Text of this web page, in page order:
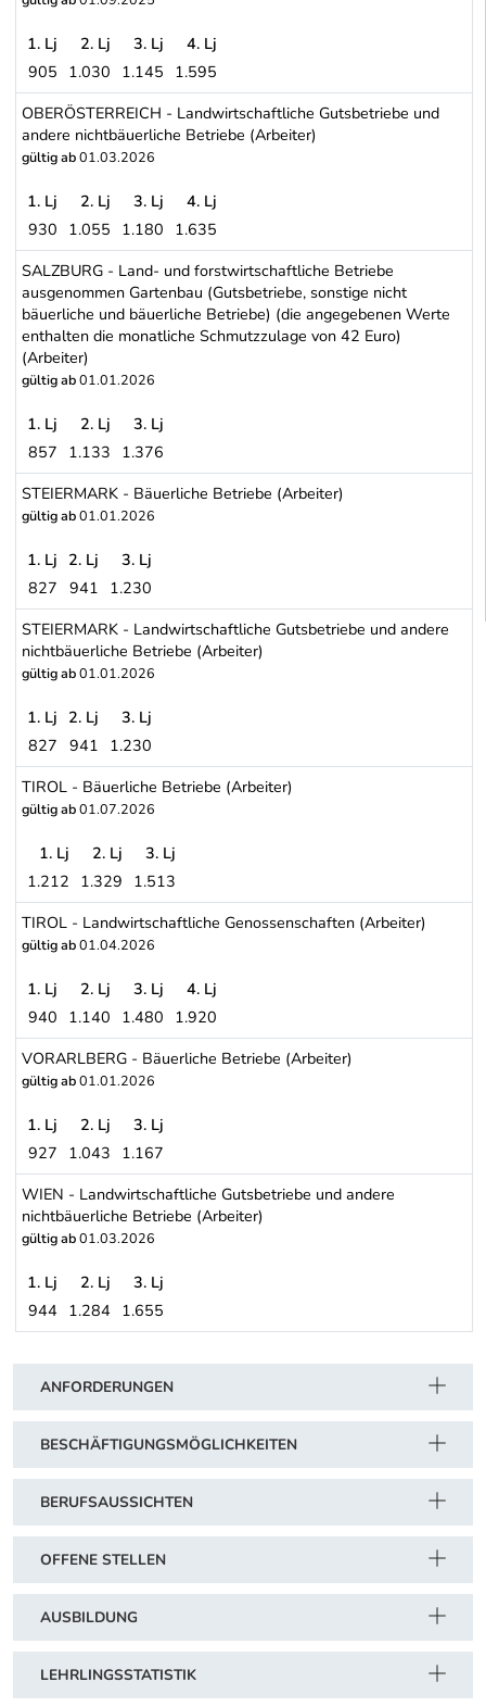
OBERÖSTERREICH - Bäuerliche Betriebe (Arbeiter)
1. Lj 2. Lj 3. Lj
4. Lj
905 1.030 1.145 1.595
OBERÖSTERREICH - Landwirtschaftliche Gutsbetriebe und
andere nichtbäuerliche Betriebe (Arbeiter)
gültig ab01.03.2026
OBERÖSTERREICH - Landwirtschaftliche Gutsbetriebe und
1. Lj 2. Lj 3. Lj
4. Lj
930 1.055 1.180 1.635
SALZBURG - Land- und forstwirtschaftliche Betriebe
ausgenommen Gartenbau (Gutsbetriebe, sonstige nicht
bäuerliche und bäuerliche Betriebe) (die angegebenen Werte
enthalten die monatliche Schmutzzulage von 42 Euro)
(Arbeiter)
gültig ab01.01.2026
SALZBURG - Land- und forstwirtschaftliche Betriebe
1. Lj 2. Lj
3. Lj
857 1.133 1.376
STEIERMARK - Bäuerliche Betriebe (Arbeiter)
gültig ab01.01.2026
STEIERMARK - Bäuerliche Betriebe (Arbeiter)
1. Lj 2. Lj
3. Lj
827 941 1.230
STEIERMARK - Landwirtschaftliche Gutsbetriebe und andere
nichtbäuerliche Betriebe (Arbeiter)
gültig ab01.01.2026
STEIERMARK - Landwirtschaftliche Gutsbetriebe und andere
1. Lj 2. Lj
3. Lj
827 941 1.230
TIROL - Bäuerliche Betriebe (Arbeiter)
gültig ab01.07.2026
TIROL - Bäuerliche Betriebe (Arbeiter)
1. Lj 2. Lj
3. Lj
1.212 1.329 1.513
TIROL - Landwirtschaftliche Genossenschaften (Arbeiter)
gültig ab01.04.2026
TIROL - Landwirtschaftliche Genossenschaften (Arbeiter)
1. Lj 2. Lj 3. Lj
4. Lj
940 1.140 1.480 1.920
VORARLBERG - Bäuerliche Betriebe (Arbeiter)
gültig ab01.01.2026
VORARLBERG - Bäuerliche Betriebe (Arbeiter)
1. Lj 2. Lj
3. Lj
927 1.043 1.167
WIEN - Landwirtschaftliche Gutsbetriebe und andere
nichtbäuerliche Betriebe (Arbeiter)
gültig ab01.03.2026
WIEN - Landwirtschaftliche Gutsbetriebe und andere
1. Lj 2. Lj
3. Lj
944 1.284 1.655
ANFORDERUNGEN
BESCHÄFTIGUNGSMÖGLICHKEITEN
BERUFSAUSSICHTEN
OFFENE STELLEN
AUSBILDUNG
LEHRLINGSSTATISTIK